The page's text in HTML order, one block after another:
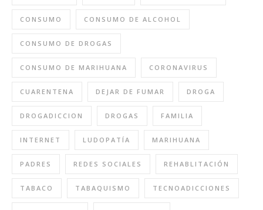
CONSUMO CONSUMO DE ALCOHOL
CONSUMO DE DROGAS
CONSUMO DE MARIHUANA CORONAVIRUS
CUARENTENA DEJAR DE FUMAR DROGA
DROGADICCION DROGAS FAMILIA
INTERNET LUDOPATÍA MARIHUANA
PADRES REDES SOCIALES REHABLITACIÓN
TABACO TABAQUISMO TECNOADICCIONES